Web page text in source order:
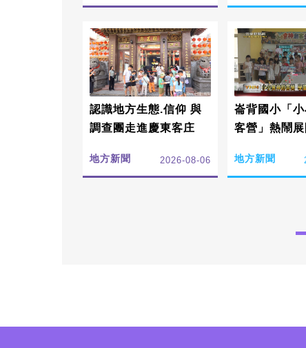
認識地方生態.信仰 與
調查團走進慶東客庄
地方新聞 2026-08-06
崙背國小「小
客營」熱鬧
值
地方新聞